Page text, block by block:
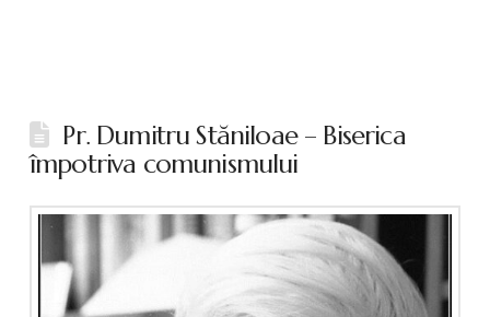
Pr. Dumitru Stăniloae – Biserica
împotriva comunismului